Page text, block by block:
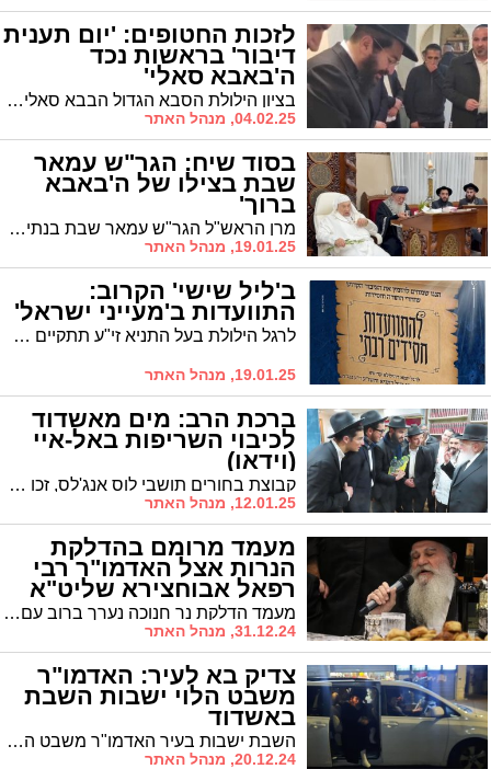
לזכות החטופים: 'יום תענית
דיבור' בראשות נכד
ה'באבא סאלי'
בציון הילולת הסבא הגדול הבבא סאלי זצוק"ל: 'יום תענית דיבור' ותפילות במוסדות התורה והחסד "בית מאיר" לזכותם של החיילים והחטופים בראשות האדמו"ר הרה"צ רבי שמואל שמעון טולידאנו
04.02.25, מנהל האתר
בסוד שיח: הגר"ש עמאר
שבת בצילו של ה'באבא
ברוך'
מרן הראש"ל הגר"ש עמאר שבת בנתיבות אצל הבבא ברוך לרגל ההילולא למרן האביר יעקב זיע"א. במוצ"ש כובד לערוך את ההבדלה, העניק את ספריו עם שיר הקדשה מיוחד שכתב וסיים בתפילה בציונו של האדמו"ר הבבא סאלי זצוק"ל
19.01.25, מנהל האתר
ב'ליל שישי' הקרוב:
התוועדות ב'מעייני ישראל'
לרגל הילולת בעל התניא זי"ע תתקיים התוועדות בבית המדרש 'מעייני ישראל' בהשתתפות המשפיע רבי שמואל ליפשיץ
19.01.25, מנהל האתר
ברכת הרב: מים מאשדוד
לכיבוי השריפות באל-איי
(וידאו)
קבוצת בחורים תושבי לוס אנג'לס, זכו לברכה מיוחדת מרבה הראשי של העיר
12.01.25, מנהל האתר
מעמד מרומם בהדלקת
הנרות אצל האדמו"ר רבי
רפאל אבוחצירא שליט"א
מעמד הדלקת נר חנוכה נערך ברוב עם בבית המדרש משכיל לדוד
31.12.24, מנהל האתר
צדיק בא לעיר: האדמו"ר
משבט הלוי ישבות השבת
באשדוד
השבת ישבות בעיר האדמו"ר משבט הלוי שליט"א. היכן יתקיימו התפילות?
20.12.24, מנהל האתר